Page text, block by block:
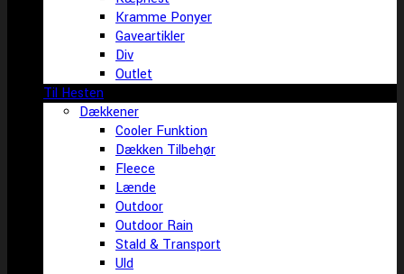
Kramme Ponyer
Gaveartikler
Div
Outlet
Til Hesten
Dækkener
Cooler Funktion
Dækken Tilbehør
Fleece
Lænde
Outdoor
Outdoor Rain
Stald & Transport
Uld